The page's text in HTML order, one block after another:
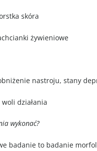
skóra
żywieniowe
nastroju, stany
działania
wykonać?
badanie to badanie